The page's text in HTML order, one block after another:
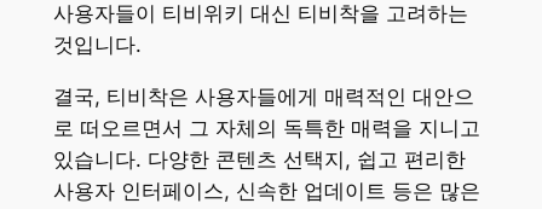
사용자들이 티비위키 대신 티비착을 고려하는
것입니다.
결국, 티비착은 사용자들에게 매력적인 대안으
로 떠오르면서 그 자체의 독특한 매력을 지니고
있습니다. 다양한 콘텐츠 선택지, 쉽고 편리한
사용자 인터페이스, 신속한 업데이트 등은 많은